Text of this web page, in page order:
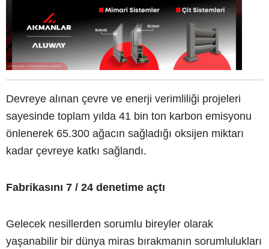
Devreye alınan çevre ve enerji verimliliği projeleri
sayesinde toplam yılda 41 bin ton karbon emisyonu
önlenerek 65.300 ağacın sağladığı oksijen miktarı
kadar çevreye katkı sağlandı.
Fabrikasını 7 / 24 denetime açtı
Gelecek nesillerden sorumlu bireyler olarak
yaşanabilir bir dünya miras bırakmanın sorumlulukları